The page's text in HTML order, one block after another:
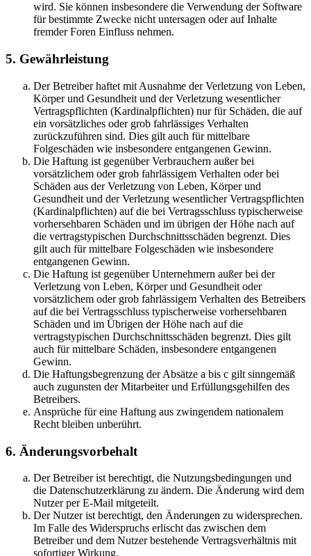
wird. Sie können insbesondere die Verwendung der Software
für bestimmte Zwecke nicht untersagen oder auf Inhalte
fremder Foren Einfluss nehmen.
5. Gewährleistung
Der Betreiber haftet mit Ausnahme der Verletzung von Leben,
Körper und Gesundheit und der Verletzung wesentlicher
Vertragspflichten (Kardinalpflichten) nur für Schäden, die auf
ein vorsätzliches oder grob fahrlässiges Verhalten
zurückzuführen sind. Dies gilt auch für mittelbare
Folgeschäden wie insbesondere entgangenen Gewinn.
Die Haftung ist gegenüber Verbrauchern außer bei
vorsätzlichem oder grob fahrlässigem Verhalten oder bei
Schäden aus der Verletzung von Leben, Körper und
Gesundheit und der Verletzung wesentlicher Vertragspflichten
(Kardinalpflichten) auf die bei Vertragsschluss typischerweise
vorhersehbaren Schäden und im übrigen der Höhe nach auf
die vertragstypischen Durchschnittsschäden begrenzt. Dies
gilt auch für mittelbare Folgeschäden wie insbesondere
entgangenen Gewinn.
Die Haftung ist gegenüber Unternehmern außer bei der
Verletzung von Leben, Körper und Gesundheit oder
vorsätzlichem oder grob fahrlässigem Verhalten des Betreibers
auf die bei Vertragsschluss typischerweise vorhersehbaren
Schäden und im Übrigen der Höhe nach auf die
vertragstypischen Durchschnittsschäden begrenzt. Dies gilt
auch für mittelbare Schäden, insbesondere entgangenen
Gewinn.
Die Haftungsbegrenzung der Absätze a bis c gilt sinngemäß
auch zugunsten der Mitarbeiter und Erfüllungsgehilfen des
Betreibers.
Ansprüche für eine Haftung aus zwingendem nationalem
Recht bleiben unberührt.
6. Änderungsvorbehalt
Der Betreiber ist berechtigt, die Nutzungsbedingungen und
die Datenschutzerklärung zu ändern. Die Änderung wird dem
Nutzer per E-Mail mitgeteilt.
Der Nutzer ist berechtigt, den Änderungen zu widersprechen.
Im Falle des Widerspruchs erlischt das zwischen dem
Betreiber und dem Nutzer bestehende Vertragsverhältnis mit
sofortiger Wirkung.